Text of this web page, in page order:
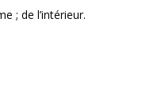
; de l’intérieur.